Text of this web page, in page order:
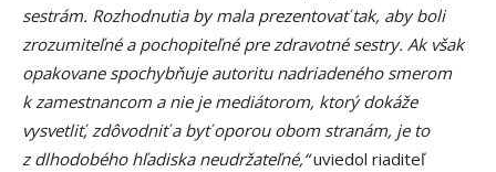
sestrám. Rozhodnutia by mala prezentovať tak, aby boli
zrozumiteľné a pochopiteľné pre zdravotné sestry. Ak však
opakovane spochybňuje autoritu nadriadeného smerom
k zamestnancom a nie je mediátorom, ktorý dokáže
vysvetliť, zdôvodniť a byť oporou obom stranám, je to
z dlhodobého hľadiska neudržateľné,“uviedol riaditeľ